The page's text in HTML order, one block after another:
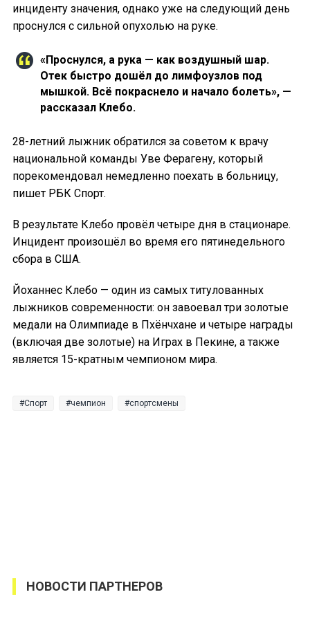
инциденту значения, однако уже на следующий день
проснулся с сильной опухолью на руке.
«Проснулся, а рука — как воздушный шар.
Отек быстро дошёл до лимфоузлов под
мышкой. Всё покраснело и начало болеть», —
рассказал Клебо.
28-летний лыжник обратился за советом к врачу
национальной команды Уве Ферагену, который
порекомендовал немедленно поехать в больницу,
пишет РБК Спорт.
В результате Клебо провёл четыре дня в стационаре.
Инцидент произошёл во время его пятинедельного
сбора в США.
Йоханнес Клебо — один из самых титулованных
лыжников современности: он завоевал три золотые
медали на Олимпиаде в Пхёнчхане и четыре награды
(включая две золотые) на Играх в Пекине, а также
является 15-кратным чемпионом мира.
Спорт чемпион спортсмены
НОВОСТИ ПАРТНЕРОВ